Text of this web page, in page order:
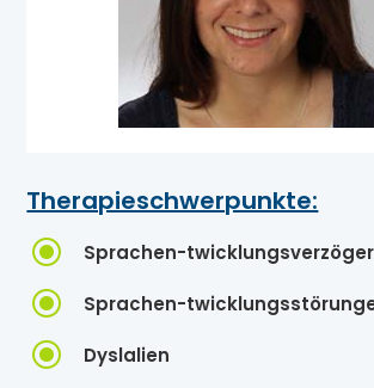
Therapieschwerpunkte:
\ Sprachen-
\ Sprachen-
\ Dyslalien